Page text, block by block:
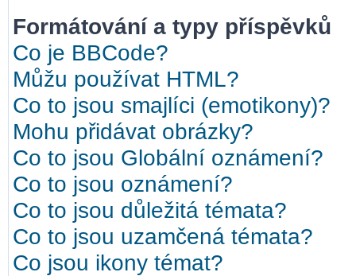
Formátování a typy příspěvků
Co je BBCode?
Můžu používat HTML?
Co to jsou smajlíci (emotikony)?
Mohu přidávat obrázky?
Co to jsou Globální oznámení?
Co to jsou oznámení?
Co to jsou důležitá témata?
Co to jsou uzamčená témata?
Co jsou ikony témat?